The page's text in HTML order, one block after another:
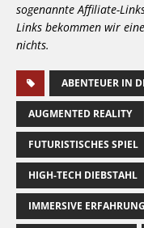
sogenannte Affiliate-
Links bekommen wir
nichts.
ABENTEUER IN
AUGMENTED REALITY
FUTURISTISCHES SPIEL
HIGH-TECH DIEBSTAHL
IMMERSIVE ERFAHRUNG